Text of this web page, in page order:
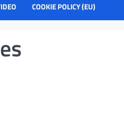
COOKIE POLICY (EU)